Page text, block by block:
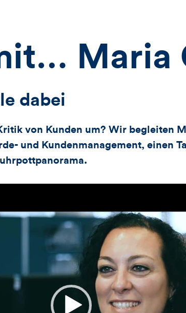
Maria
dabei
von Kunden um? Wir begleiten
und Kundenmanagement, einen